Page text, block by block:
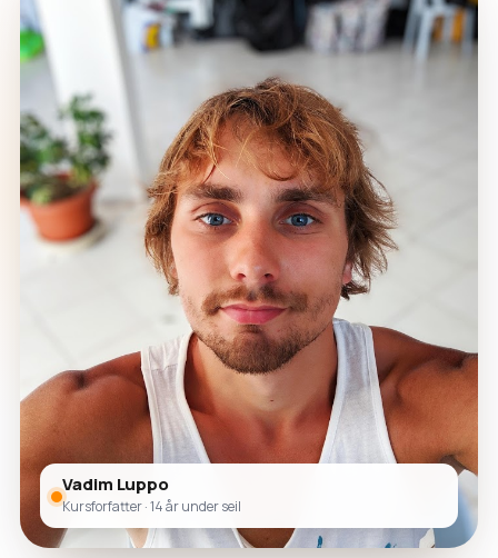
Vadim Luppo
Kursforfatter · 14 år under seil